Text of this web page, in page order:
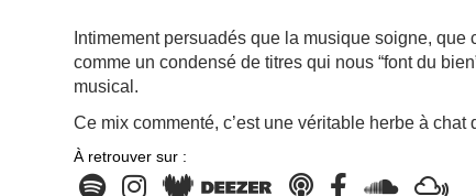
Intimement persuadés que la musique soigne,
comme un condensé de titres qui nous “font du
musical.
Ce mix commenté, c’est une véritable herbe à
À retrouver sur :